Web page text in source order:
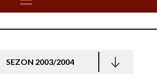
SEZON 2003/2004